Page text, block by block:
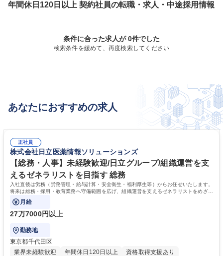
年間休日120日以上 契約社員の転職・求人・中途採用情報
条件に合った求人が 0件でした
検索条件を緩めて、再度検索してください
あなたにおすすめの求人
正社員
株式会社日立医薬情報ソリューションズ
【総務・人事】未経験歓迎/日立グループ/組織運営を支
えるゼネラリストを目指す 総務
入社直後は労務（労務管理・給与計算・安全衛生・福利厚生等）からお任せいたします。
将来は総務・採用・教育業務へ守備範囲を広げ、組織運営を支えるゼネラリストをめざせ
ます。
月給
27万7000円以上
勤務地
東京都千代田区
業界未経験歓迎
年間休日120日以上
資格取得支援あり